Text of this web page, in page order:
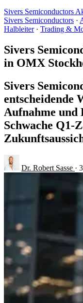
Sivers Semiconductors
Sivers Semiconductors ·
Halbleiter · Trading &
Sivers
in OMX
Sivers
entscheidende
Aufnahme und
Schwache Q1-
Dr. Robert Sasse ·